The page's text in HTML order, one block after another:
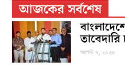
আজকের সর্বশেষ
তাবেদারি
আগস্ট ৭, ২০২৬